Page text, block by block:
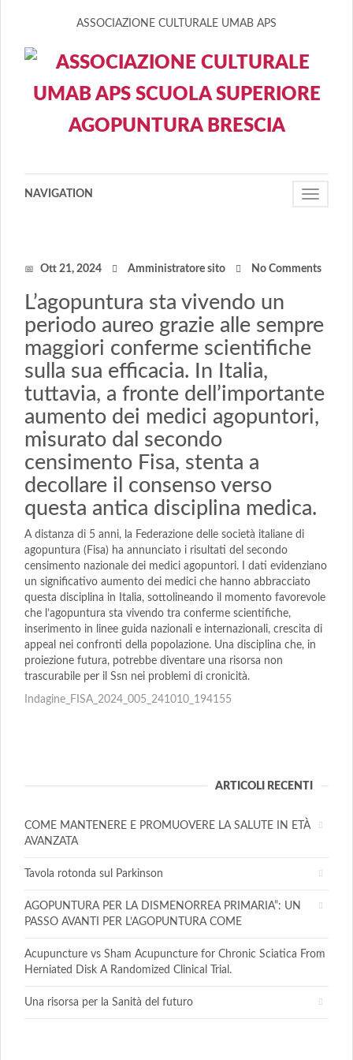
ASSOCIAZIONE CULTURALE UMAB APS
Toggle
NAVIGATION
Ott 21, 2024 Amministratore sito No Comments
L’agopuntura sta vivendo un
periodo aureo grazie alle sempre
maggiori conferme scientifiche
sulla sua efficacia. In Italia,
tuttavia, a fronte dell’importante
aumento dei medici agopuntori,
misurato dal secondo
censimento Fisa, stenta a
decollare il consenso verso
questa antica disciplina medica.
A distanza di 5 anni, la Federazione delle società italiane di
agopuntura (Fisa) ha annunciato i risultati del secondo
censimento nazionale dei medici agopuntori. I dati evidenziano
un significativo aumento dei medici che hanno abbracciato
questa disciplina in Italia, sottolineando il momento favorevole
che l’agopuntura sta vivendo tra conferme scientifiche,
inserimento in linee guida nazionali e internazionali, crescita di
appeal nei confronti della popolazione. Una disciplina che, in
proiezione futura, potrebbe diventare una risorsa non
trascurabile per il Ssn nei problemi di cronicità.
Indagine_FISA_2024_005_241010_194155
ARTICOLI RECENTI
COME MANTENERE E PROMUOVERE LA SALUTE IN ETÀ
AVANZATA
Tavola rotonda sul Parkinson
AGOPUNTURA PER LA DISMENORREA PRIMARIA”: UN
PASSO AVANTI PER L’AGOPUNTURA COME
Acupuncture vs Sham Acupuncture for Chronic Sciatica From
Herniated Disk A Randomized Clinical Trial.
Una risorsa per la Sanità del futuro